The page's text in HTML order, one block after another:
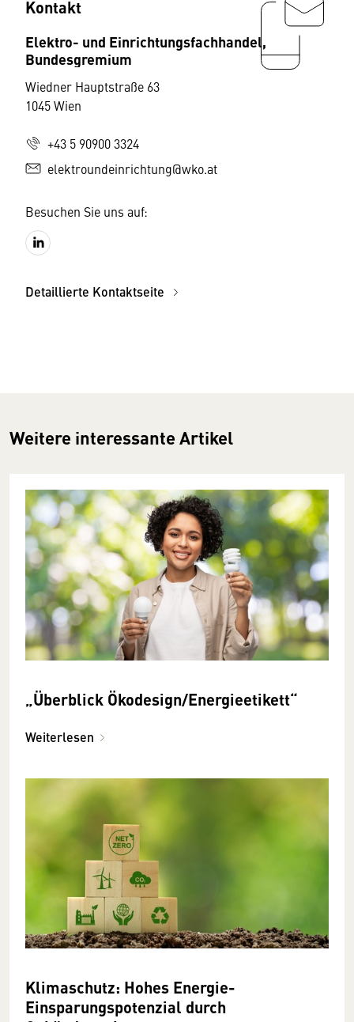
Kontakt
Elektro- und Einrichtungsfachhandel,
Bundesgremium
Wiedner Hauptstraße 63
1045 Wien
+43 5 90900 3324
elektroundeinrichtung@wko.at
Besuchen Sie uns auf:
Detaillierte Kontaktseite
Weitere interessante Artikel
„Überblick Ökodesign/Energieetikett“
Weiterlesen
Klimaschutz: Hohes Energie-
Einsparungspotenzial durch